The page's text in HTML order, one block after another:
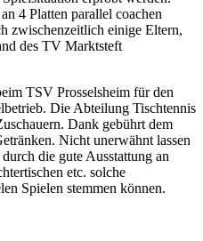
4 Platten parallel coachen
zwischenzeitlich einige Eltern,
des TV Marktsteft
TSV Prosselsheim für den
Die Abteilung Tischtennis
Dank gebührt dem
Nicht unerwähnt lassen
die gute Ausstattung an
etc. solche
Spielen stemmen können.